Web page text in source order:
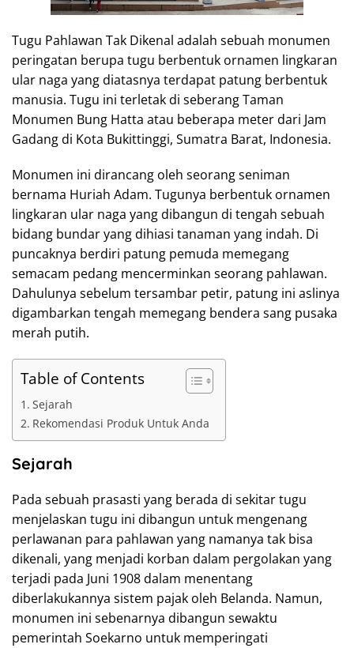
Tugu Pahlawan Tak Dikenal adalah sebuah monumen
peringatan berupa tugu berbentuk ornamen lingkaran
ular naga yang diatasnya terdapat patung berbentuk
manusia. Tugu ini terletak di seberang Taman
Monumen Bung Hatta atau beberapa meter dari Jam
Gadang di Kota Bukittinggi, Sumatra Barat, Indonesia.
Monumen ini dirancang oleh seorang seniman
bernama Huriah Adam. Tugunya berbentuk ornamen
lingkaran ular naga yang dibangun di tengah sebuah
bidang bundar yang dihiasi tanaman yang indah. Di
puncaknya berdiri patung pemuda memegang
semacam pedang mencerminkan seorang pahlawan.
Dahulunya sebelum tersambar petir, patung ini aslinya
digambarkan tengah memegang bendera sang pusaka
merah putih.
Table of Contents
Sejarah
Rekomendasi Produk Untuk Anda
Sejarah
Pada sebuah prasasti yang berada di sekitar tugu
menjelaskan tugu ini dibangun untuk mengenang
perlawanan para pahlawan yang namanya tak bisa
dikenali, yang menjadi korban dalam pergolakan yang
terjadi pada Juni 1908 dalam menentang
diberlakukannya sistem pajak oleh Belanda. Namun,
monumen ini sebenarnya dibangun sewaktu
pemerintah Soekarno untuk memperingati